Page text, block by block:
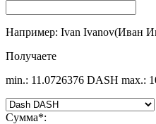
Например: Ivan Ivanov(Иван
Получаете
min.: 11.0726376 DASH max.:
Сумма*: